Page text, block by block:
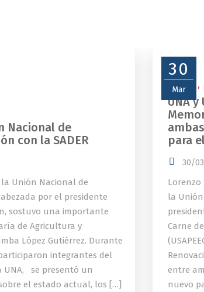
Nacional de
con la SADER
la Unión Nacional de
por el presidente
sostuvo una importante
de Agricultura y
López Gutiérrez. Durante
integrantes del
UNA, se presentó un
el estado actual, los […]
30
Mar
NEWS ,
UNA y
para
30/
Lorenzo
la Unión
Carne
entre
nuevo